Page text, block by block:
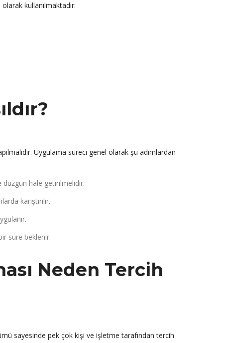
kullanılmaktadır:
Uygulama süreci genel olarak şu adımlardan
düzgün hale getirilmelidir.
karıştırılır.
süre beklenir.
Neden Tercih
sayesinde pek çok kişi ve işletme tarafından tercih